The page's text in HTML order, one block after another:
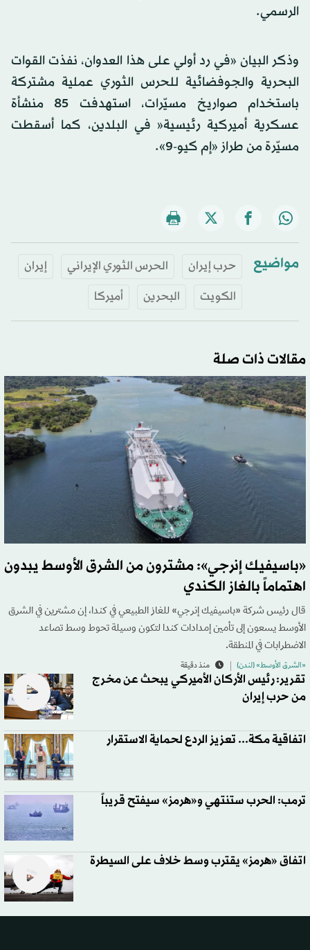
الرسمي.
وذكر البيان «في رد أولي على هذا العدوان، نفذت القوات
البحرية والجوفضائية للحرس الثوري عملية مشتركة
باستخدام صواريخ مسيّرات، استهدفت 85 منشأة
عسكرية أميركية رئيسية« في البلدين، كما أسقطت
مسيّرة من طراز «إم كيو-9».
مواضيع حرب إيران الحرس الثوري الإيراني
إيران
الكويت
البحرين أميركا
مقالات ذات صلة
«باسيفيك إنرجي»: مشترون من الشرق الأوسط يبدون
اهتماماً بالغاز الكندي
قال رئيس شركة «باسيفيك إنرجي» للغاز الطبيعي في كندا، إن مشترين في الشرق
الأوسط يسعون إلى تأمين إمدادات كندا لتكون وسيلة تحوط وسط تصاعد
الاضطرابات في المنطقة.
«الشرق الأوسط» (لندن) منذ دقيقة
تقرير: رئيس الأركان الأميركي يبحث عن مخرج
من حرب إيران
اتفاقية مكة... تعزيز الردع لحماية الاستقرار
ترمب: الحرب ستنتهي و«هرمز» سيفتح قريباً
اتفاق «هرمز» يقترب وسط خلاف على السيطرة